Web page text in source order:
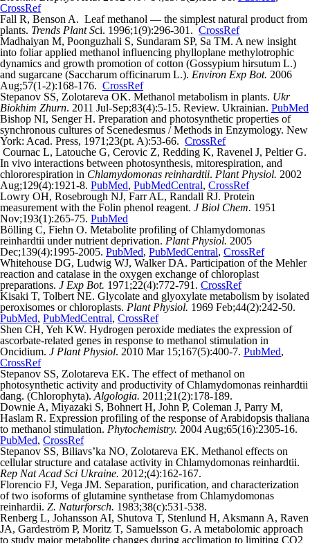
CrossRef
Fall R, Benson A. Leaf methanol — the simplest natural product from
plants. Trends Plant Sci. 1996;1(9):296-301. CrossRef
Madhaiyan M, Poonguzhali S, Sundaram SP, Sa TM. A new insight
into foliar applied methanol influencing phylloplane methylotrophic
dynamics and growth promotion of cotton (Gossypium hirsutum L.)
and sugarcane (Saccharum officinarum L.). Environ Exp Bot. 2006
Aug;57(1-2):168-176. CrossRef
Stepanov SS, Zolotareva OK. Methanol metabolism in plants. Ukr
Biokhim Zhurn. 2011 Jul-Sep;83(4):5-15. Review. Ukrainian. PubMed
Bishop NI, Senger H. Preparation and photosynthetic properties of
synchronous cultures of Scenedesmus / Methods in Enzymology. New
York: Acad. Press, 1971;23(pt. A):53-66. CrossRef
Cournac L, Latouche G, Cerovic Z, Redding K, Ravenel J, Peltier G.
In vivo interactions between photosynthesis, mitorespiration, and
chlororespiration in Chlamydomonas reinhardtii. Plant Physiol. 2002
Aug;129(4):1921-8. PubMed, PubMedCentral, CrossRef
Lowry OH, Rosebrough NJ, Farr AL, Randall RJ. Protein
measurement with the Folin phenol reagent. J Biol Chem. 1951
Nov;193(1):265-75. PubMed
Bölling C, Fiehn O. Metabolite profiling of Chlamydomonas
reinhardtii under nutrient deprivation. Plant Physiol. 2005
Dec;139(4):1995-2005. PubMed, PubMedCentral, CrossRef
Whitehouse DG, Ludwig WJ, Walker DA. Participation of the Mehler
reaction and catalase in the oxygen exchange of chloroplast
preparations. J Exp Bot. 1971;22(4):772-791. CrossRef
Kisaki T, Tolbert NE. Glycolate and glyoxylate metabolism by isolated
peroxisomes or chloroplasts. Plant Physiol. 1969 Feb;44(2):242-50.
PubMed, PubMedCentral, CrossRef
Shen CH, Yeh KW. Hydrogen peroxide mediates the expression of
ascorbate-related genes in response to methanol stimulation in
Oncidium. J Plant Physiol. 2010 Mar 15;167(5):400-7. PubMed,
CrossRef
Stepanov SS, Zolotareva EK. The effect of methanol on
photosynthetic activity and productivity of Chlamydomonas reinhardtii
dang. (Chlorophyta). Algologia. 2011;21(2):178-189.
Downie A, Miyazaki S, Bohnert H, John P, Coleman J, Parry M,
Haslam R. Expression profiling of the response of Arabidopsis thaliana
to methanol stimulation. Phytochemistry. 2004 Aug;65(16):2305-16.
PubMed, CrossRef
Stepanov SS, Biliavs’ka NO, Zolotareva EK. Methanol effects on
cellular structure and catalase activity in Chlamydomonas reinhardtii.
Rep Nat Acad Sci Ukraine. 2012;(4):162-167.
Florencio FJ, Vega JM. Separation, purification, and characterization
of two isoforms of glutamine synthetase from Chlamydomonas
reinhardii. Z. Naturforsch. 1983;38(с):531-538.
Renberg L, Johansson AI, Shutova T, Stenlund H, Aksmann A, Raven
JA, Gardeström P, Moritz T, Samuelsson G. A metabolomic approach
to study major metabolite changes during acclimation to limiting CO2